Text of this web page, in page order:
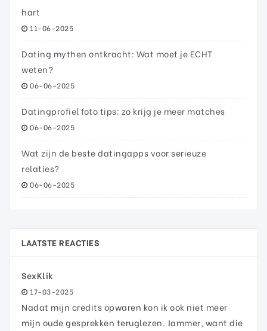
hart
11-06-2025
Dating mythen ontkracht: Wat moet je ECHT
weten?
06-06-2025
Datingprofiel foto tips: zo krijg je meer matches
06-06-2025
Wat zijn de beste datingapps voor serieuze
relaties?
06-06-2025
LAATSTE REACTIES
SexKlik
17-03-2025
Nadat mijn credits opwaren kon ik ook niet meer
mijn oude gesprekken teruglezen. Jammer, want die